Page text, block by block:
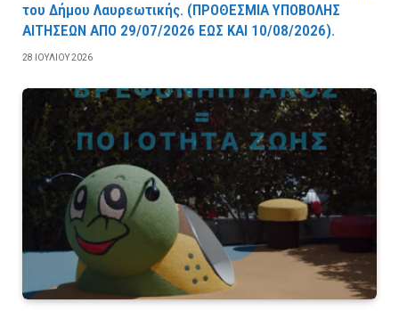
του Δήμου Λαυρεωτικής. (ΠPOΘEΣMIA YΠOBOΛHΣ
AITHΣEΩN AΠO 29/07/2026 EΩΣ KAI 10/08/2026).
28 ΙΟΥΛΊΟΥ 2026